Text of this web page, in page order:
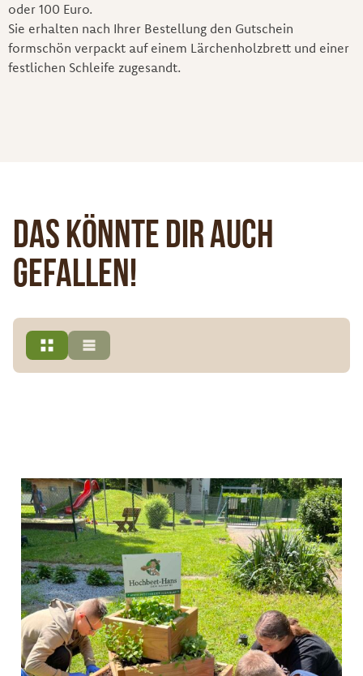
oder 100 Euro.
Sie erhalten nach Ihrer Bestellung den Gutschein
formschön verpackt auf einem Lärchenholzbrett und einer
festlichen Schleife zugesandt.
Das könnte dir auch
gefallen!